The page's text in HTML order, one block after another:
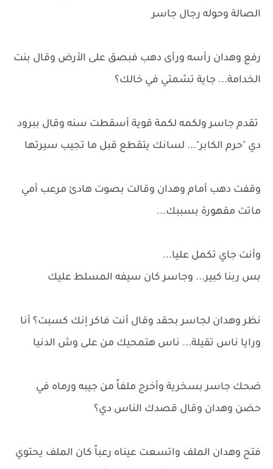
الصالة وحوله رجال جاسر
رفع وهدان رأسه ورأى دهب فبصق على الأرض وقال بنت
الخدامة... جاية تشمتي في خالك؟
تقدم جاسر ولكمه لكمة قوية أسقطت سنه وقال ببرود
دي "حرم الكابر"... لسانك يتقطع قبل ما تجيب سيرتها
وقفت دهب أمام وهدان وقالت بصوت هادئ مرعب أمي
ماتت مقهورة بسببك...
وأنت جاي تكمل عليا...
بس ربنا كبير... وجاسر كان سيفه المسلط عليك
نظر وهدان لجاسر بحقد وقال أنت فاكر إنك كسبت؟ أنا
ورايا ناس تقيلة... ناس هتمحيك من على وش الدنيا
ضحك جاسر بسخرية وأخرج ملفاً من جيبه ورماه في
حضن وهدان وقال قصدك الناس دي؟
فتح وهدان الملف واتسعت عيناه رعباً كان الملف يحتوي